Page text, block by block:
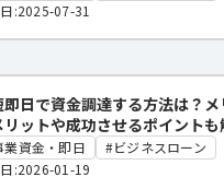
:2025-07-31
日で資金調達する方法は？メ
リットや成功させるポイントも
業資金・即日
ビジネスローン
:2026-01-19